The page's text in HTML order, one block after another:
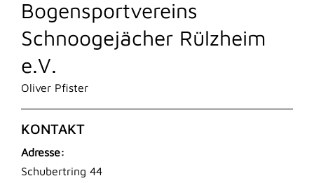
Bogensportvereins
Schnoogejächer Rülzheim
e.V.
Oliver Pfister
KONTAKT
Adresse:
Schubertring 44